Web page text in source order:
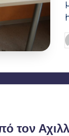
τον